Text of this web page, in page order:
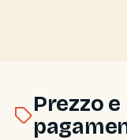
Prezzo